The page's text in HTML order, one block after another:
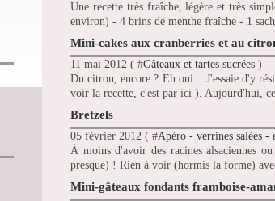
Une recette très fraîche, légère et très
environ) - 4 brins de menthe fraîche - 1
Mini-cakes aux cranberries et au
11 mai 2012 ( #Gâteaux et tartes sucrées )
Du citron, encore ? Eh oui... J'essaie d'y
voir la recette, c'est par ici ). Aujourd'hui,
Bretzels
05 février 2012 ( #Apéro - verrines salées -
À moins d'avoir des racines alsaciennes
presque) ! Rien à voir (hormis la forme)
Mini-gâteaux fondants framboise-